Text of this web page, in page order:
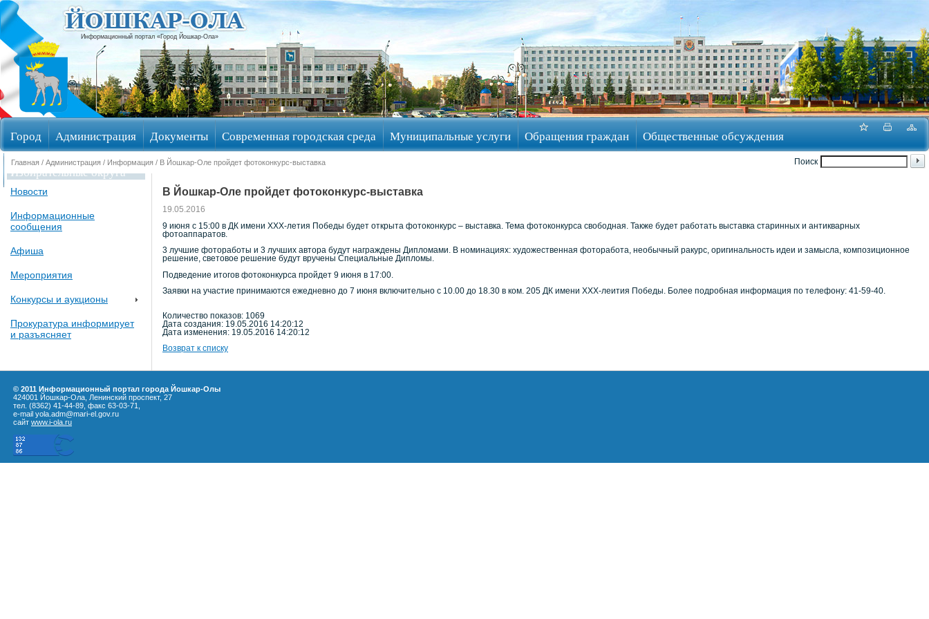
Информационный портал «Город Йошкар-Ола»
Город Администрация Документы Современная городская среда Муниципальные услуги Обращения граждан Общественные обсуждения
Избирательные округа
Поиск
Главная / Администрация / Информация / В Йошкар-Оле пройдет фотоконкурс-выставка
Новости
Информационные
сообщения
Афиша
Мероприятия
Конкурсы и аукционы
Прокуратура информирует
и разъясняет
В Йошкар-Оле пройдет фотоконкурс-выставка
19.05.2016
9 июня с 15:00 в ДК имени ХХХ-летия Победы будет открыта фотоконкурс – выставка. Тема фотоконкурса свободная. Также будет работать выставка старинных и антикварных
фотоаппаратов.
3 лучшие фотоработы и 3 лучших автора будут награждены Дипломами. В номинациях: художественная фоторабота, необычный ракурс, оригинальность идеи и замысла, композиционное
решение, световое решение будут вручены Специальные Дипломы.
Подведение итогов фотоконкурса пройдет 9 июня в 17:00.
Заявки на участие принимаются ежедневно до 7 июня включительно с 10.00 до 18.30 в ком. 205 ДК имени ХХХ-леития Победы. Более подробная информация по телефону: 41-59-40.
Количество показов: 1069
Дата создания: 19.05.2016 14:20:12
Дата изменения: 19.05.2016 14:20:12
Возврат к списку
© 2011 Информационный портал города Йошкар-Олы
424001 Йошкар-Ола, Ленинский проспект, 27
тел. (8362) 41-44-89, факс 63-03-71,
e-mail yola.adm@mari-el.gov.ru
сайт www.i-ola.ru